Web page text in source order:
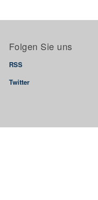
Folgen Sie uns
RSS
Twitter